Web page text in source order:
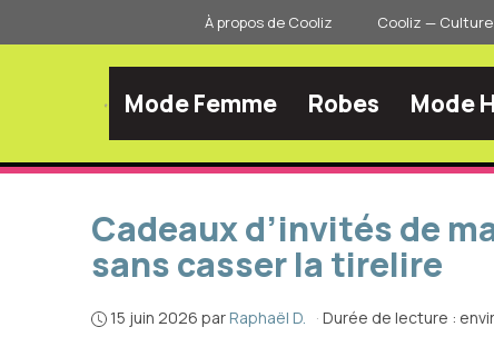
au
À propos de Cooliz Cooliz —
Mode Femme Robes Mode
Cadeaux d’invités de
sans casser la tirelire
15 juin 2026 par Raphaël D. · Durée de lecture :